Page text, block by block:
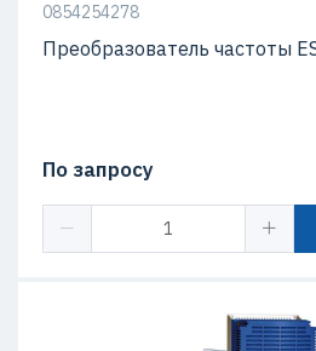
0854254278
Преобразователь частоты
По запросу